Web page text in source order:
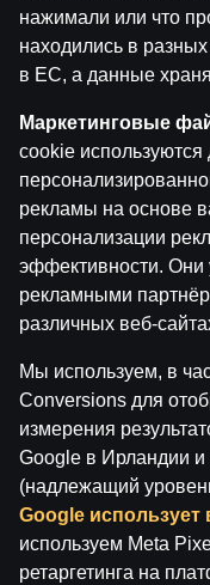
Внимание!
Играть
Лицензиат: SIA
Номер
Лицензиар:
нажимали или что
находились в
в ЕС, а данные
Маркетинговые
cookie используются
рекламы на основе
персонализации
эффективности.
рекламными
различных веб-
Мы используем, в
Conversions для
измерения
Google в Ирландии
(надлежащий
Google
используем Meta
ретаргетинга на